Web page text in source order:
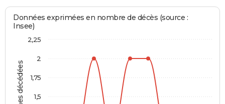
Données exprimées en nombre de décès (source :
Insee)
1,5
1,75
2
2,25